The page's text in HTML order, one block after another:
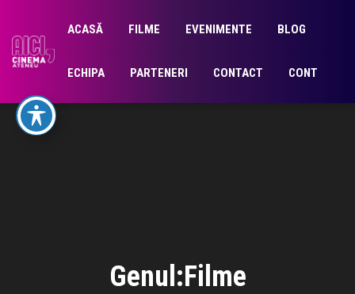
ACASĂ FILME EVENIMENTE BLOG
ECHIPA PARTENERI CONTACT CONT
Genul:Filme